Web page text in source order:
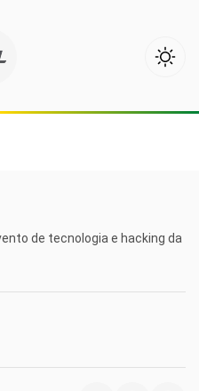
de tecnologia e hacking da